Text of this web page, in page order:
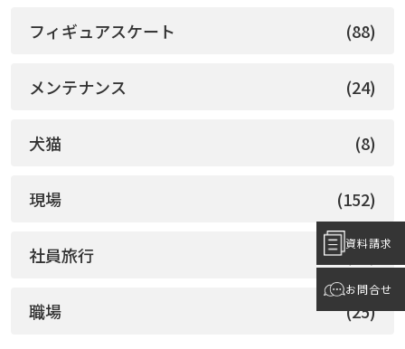
フィギュアスケート (88)
メンテナンス (24)
犬猫 (8)
現場 (152)
社員旅行 (20)
職場 (25)
資料請求
お問合せ